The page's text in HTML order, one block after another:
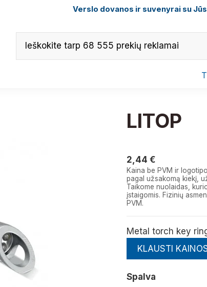
Verslo dovanos ir suvenyrai su
LITOP
2,44 €
Kaina be PVM ir
pagal užsakomą kiekį,
Taikome nuolaidas,
įstaigomis. Fizinių
PVM.
Metal torch key
KLAUSTI
Spalva